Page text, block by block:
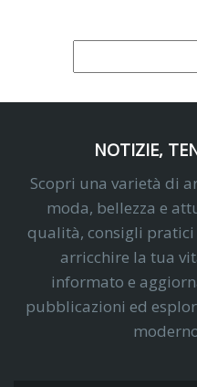
NOTIZIE,
Scopri una varietà di
moda, bellezza e
qualità, consigli
arricchire la tua
informato e
pubblicazioni ed